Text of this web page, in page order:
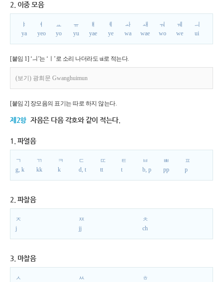
2. 이중 모음
ㅑ
ya
ㅕ
yeo
ㅛ
yo
ㅠ
yu
ㅒ
yae
ㅖ
ye
ㅘ
wa
ㅙ
wae
ㅝ
wo
ㅞ
we
ㅢ
ui
[붙임 1] ‘ㅢ’는 ‘ㅣ’로 소리 나더라도 ui로 적는다.
(보기) 광희문 Gwanghuimun
[붙임 2] 장모음의 표기는 따로 하지 않는다.
제2항 자음은 다음 각호와 같이 적는다.
1. 파열음
ㄱ
g, k
ㄲ
kk
ㅋ
k
ㄷ
d, t
ㄸ
tt
ㅌ
t
ㅂ
b, p
ㅃ
pp
ㅍ
p
2. 파찰음
ㅈ
j
ㅉ
jj
ㅊ
ch
3. 마찰음
ㅅ
ㅆ
ㅎ